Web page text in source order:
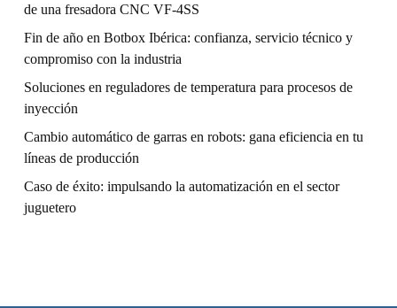
de una fresadora CNC VF-4SS
Fin de año en Botbox Ibérica: confianza, servicio técnico y
compromiso con la industria
Soluciones en reguladores de temperatura para procesos de
inyección
Cambio automático de garras en robots: gana eficiencia en tu
líneas de producción
Caso de éxito: impulsando la automatización en el sector
juguetero